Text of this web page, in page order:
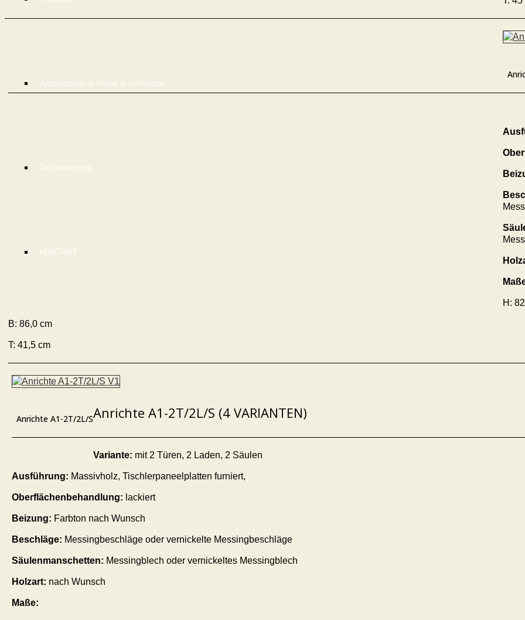
Accessoires & Kunst & Schmuck
Restaurierung
KONTAKT
H:
B: 86,0 cm
T: 41,5 cm
Anrichte A1-2T/2L/SAnrichte A1-2T/2L/S (4 VARIANTEN)
Variante: mit 2 Türen, 2 Laden, 2 Säulen
Ausführung: Massivholz, Tischlerpaneelplatten furniert,
Oberflächenbehandlung: lackiert
Beizung: Farbton nach Wunsch
Beschläge: Messingbeschläge oder vernickelte Messingbeschläge
Säulenmanschetten: Messingblech oder vernickeltes Messingblech
Holzart: nach Wunsch
Maße: